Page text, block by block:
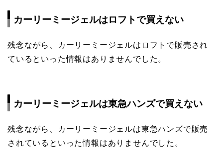
カーリーミージェルはロフトで買えない
残念ながら、カーリーミージェルはロフトで販売され
ているといった情報はありませんでした。
カーリーミージェルは東急ハンズで買えない
残念ながら、カーリーミージェルは東急ハンズで販売
されているといった情報はありませんでした。